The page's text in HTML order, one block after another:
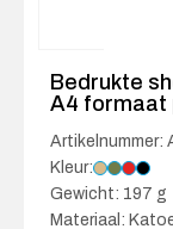
Bedrukte
A4 formaat
Artikelnummer:
Kleur:
Gewicht: 197 g
Materiaal: